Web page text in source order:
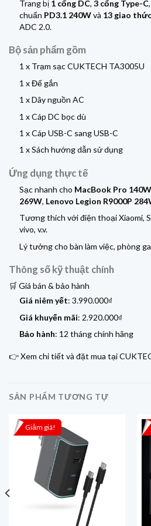
Trang bị 1 cổng DC,3 cổng Type-C,
chuẩn PD3.1 240Wvà 13 giao
ADC 2.0.
Bộ sản phẩm gồm
1 x Trạm sạc CUKTECH TA3005U
1 x Đế gắn
1 x Dây nguồn AC
1 x Cáp DC bọc dù
1 x Cáp USB-C sang USB-C
1 x Sách hướng dẫn sử dụng
Ứng dụng thực tế
Sạc nhanh cho MacBook Pro
269W, Lenovo Legion R9000P
Tương thích với điện thoại Xiaomi,
vivo, v.v.
Lý tưởng cho bàn làm việc, phòng
Thông số kỹ thuật chính
🛒 Giá bán & bảo hành
Giá niêm yết: 3.990.000₫
Giá khuyến mãi: 2.920.000₫
Bảo hành: 12 tháng chính hãng
👉 Xem chi tiết và đặt mua tại
SẢN PHẨM TƯƠNG TỰ
Giảm giá!